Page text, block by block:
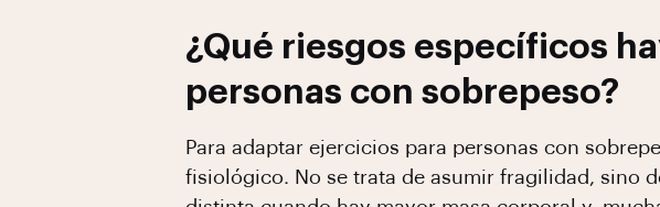
¿Qué riesgos específicos
personas con sobrepeso?
Para adaptar ejercicios para personas con
fisiológico. No se trata de asumir fragilidad, sino